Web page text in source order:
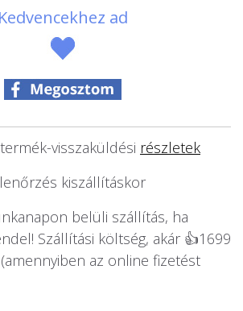
Kedvencekhez ad
visszaküldési részletek
kiszállításkor
belüli szállítás, ha
Szállítási költség, akár 👍1699
az online fizetést